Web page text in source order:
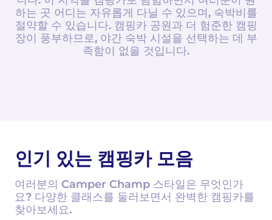
하는 곳 어디는 자유롭게 다닐 수 있으며, 숙박비를
절약할 수 있습니다. 캠핑카 공원과 더 험준한 캠핑
장이 풍부하므로, 야간 숙박 시설을 선택하는 데 부
족함이 없을 것입니다.
인기 있는 캠핑카 모음
여러분의 Camper Champ 스타일은 무엇인가
요? 다양한 클래스를 둘러보면서 완벽한 캠핑카를
찾아보세요.